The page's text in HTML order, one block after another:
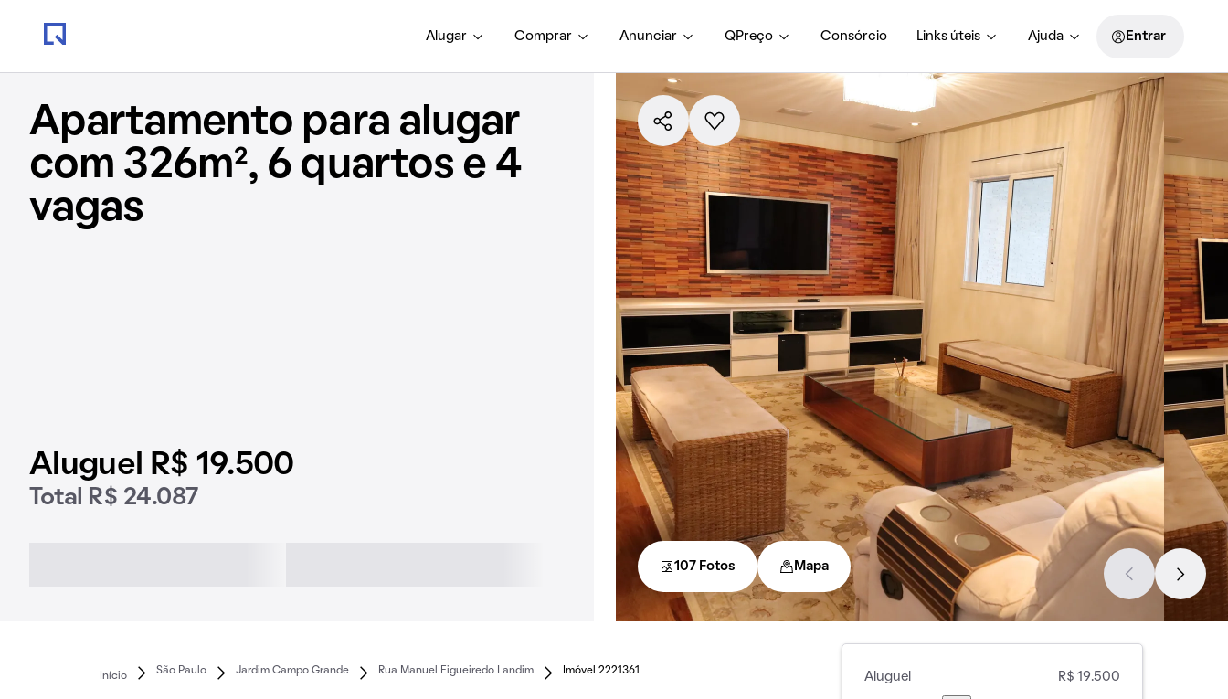
Alugar Comprar Anunciar QPreço Consórcio Links úteis Ajuda Entrar
Apartamento para alugar
com 326m², 6 quartos e 4
vagas
Aluguel R$ 19.500
Total R$ 24.087
107 Fotos Mapa
Início
São Paulo Jardim Campo Grande Rua Manuel Figueiredo Landim Imóvel 2221361 Aluguel R$ 19.500